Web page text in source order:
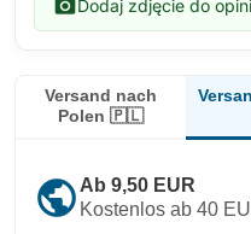
photo_camera Dodaj zdjęcie do
Versand nach
Polen 🇵🇱
public Ab 9,50 EUR
Kostenlos ab 40